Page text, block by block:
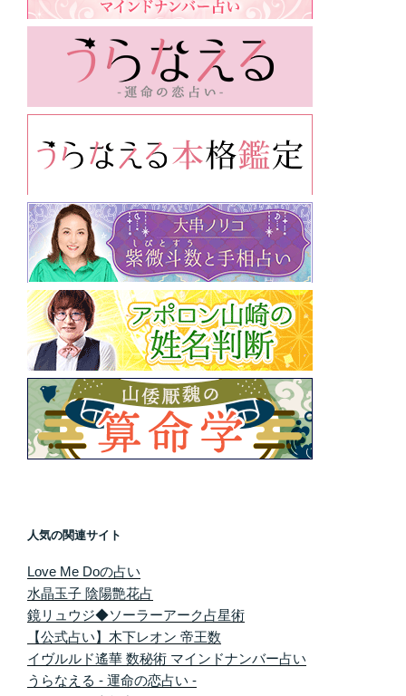
人気の関連サイト
Love Me Doの占い
水晶玉子 陰陽艶花占
鏡リュウジ◆ソーラーアーク占星術
【公式占い】木下レオン 帝王数
イヴルルド遙華 数秘術 マインドナンバー占い
うらなえる - 運命の恋占い -